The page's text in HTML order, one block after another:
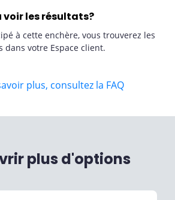
voir les résultats?
à cette enchère, vous trouverez les
dans votre Espace client.
plus, consultez la FAQ
plus d'options